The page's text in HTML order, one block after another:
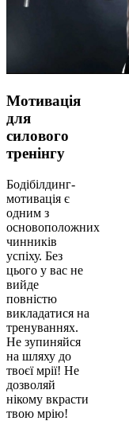
Мотивація
для
силового
тренінгу
Бодібілдинг-
мотивація є
одним з
основоположних
чинників
успіху. Без
цього у вас не
вийде
повністю
викладатися на
тренуваннях.
Не зупиняйся
на шляху до
твоєї мрії! Не
дозволяй
нікому вкрасти
твою мрію!